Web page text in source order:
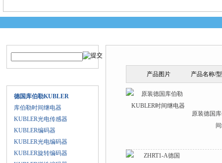
德国库伯勒KUBLER
库伯勒时间继电器
KUBLER光电传感器
KUBLER编码器
KUBLER光电编码器
KUBLER旋转编码器
产品图片 产品名称/
原装德国